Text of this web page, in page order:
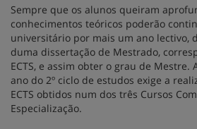
Sempre que os alunos queiram
conhecimentos teóricos poderão
universitário por mais um ano lectivo,
duma dissertação de Mestrado,
ECTS, e assim obter o grau de Mestre.
ano do 2º ciclo de estudos exige a
ECTS obtidos num dos três Cursos
Especialização.